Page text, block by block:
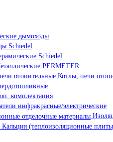
дымоходы
Schiedel
Schiedel
PERMETER
Котлы, печи
комплектация
инфракрасные/электрические
Кальция (теплоизоляционные